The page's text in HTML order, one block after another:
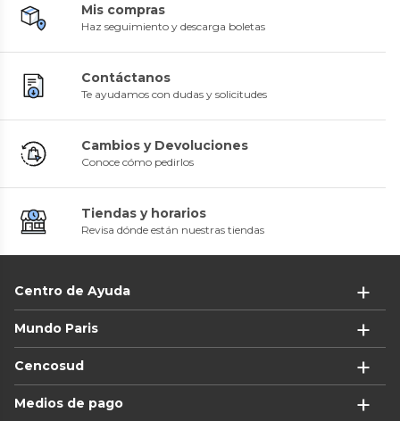
Mis compras
Haz seguimiento y descarga boletas
Contáctanos
Te ayudamos con dudas y solicitudes
Cambios y Devoluciones
Conoce cómo pedirlos
Tiendas y horarios
Revisa dónde están nuestras tiendas
Centro de Ayuda
Mundo Paris
Cencosud
Medios de pago